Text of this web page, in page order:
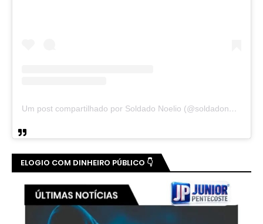
Um post compartilhado por Soldado Noelio (@soldadonoelio)
ELOGIO COM DINHEIRO PÚBLICO 👇